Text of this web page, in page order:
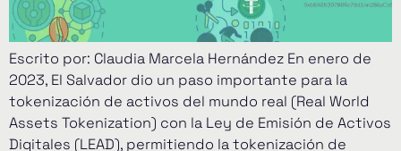
Escrito por: Claudia Marcela Hernández En enero de
2023, El Salvador dio un paso importante para la
tokenización de activos del mundo real (Real World
Assets Tokenization) con la Ley de Emisión de Activos
Digitales (LEAD), permitiendo la tokenización de